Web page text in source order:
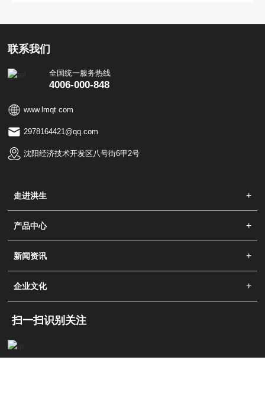
联系我们
全国统一服务热线
4006-000-848
www.lmqt.com
2978164421@qq.com
沈阳经济技术开发区八号街6甲2号
走进洪生
产品中心
新闻资讯
企业文化
扫一扫识别关注